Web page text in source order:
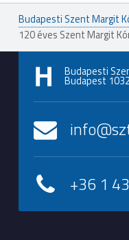
Budapesti Szent Margit
120 éves Szent Margit
Budapesti
Budapest
+36 1